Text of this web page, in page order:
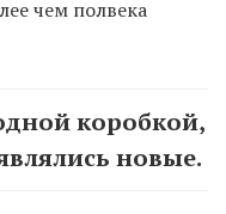
чем полвека
коробкой,
новые.